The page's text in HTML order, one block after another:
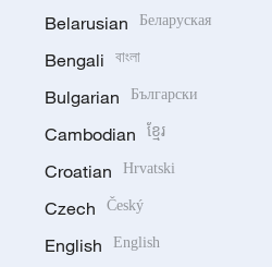
Belarusian Беларуская
Bengali বাংলা
Bulgarian Български
Cambodian ខ្មែរ
Croatian Hrvatski
Czech Český
English English